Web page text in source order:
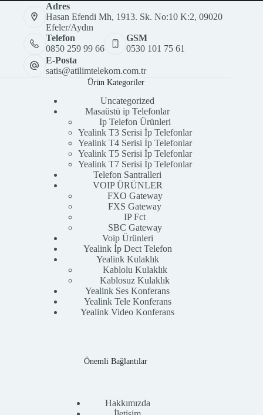
Adres
Hasan Efendi Mh, 1913. Sk. No:10 K:2, 09020
Efeler/Aydın
Telefon
0850 259 99 66
GSM
0530 101 75 61
E-Posta
satis@atilimtelekom.com.tr
Ürün Kategoriler
Uncategorized
Masaüstü ip Telefonlar
Ip Telefon Ürünleri
Yealink T3 Serisi İp Telefonlar
Yealink T4 Serisi İp Telefonlar
Yealink T5 Serisi İp Telefonlar
Yealink T7 Serisi İp Telefonlar
Telefon Santralleri
VOIP ÜRÜNLER
FXO Gateway
FXS Gateway
IP Fct
SBC Gateway
Voip Ürünleri
Yealink İp Dect Telefon
Yealink Kulaklık
Kablolu Kulaklık
Kablosuz Kulaklık
Yealink Ses Konferans
Yealink Tele Konferans
Yealink Video Konferans
Önemli Bağlantılar
Hakkımızda